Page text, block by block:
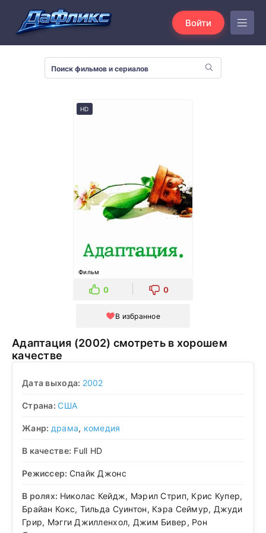
Войти
HD
Фильм
0 0
В избранное
Адаптация (2002) смотреть в хорошем
качестве
Дата выхода: 2002
Страна:США
Жанр: драма, комедия
В качестве: Full HD
Режиссер: Спайк Джонс
В ролях: Николас Кейдж, Мэрил Стрип, Крис Купер,
Брайан Кокс, Тильда Суинтон, Кэра Сеймур, Джуди
Грир, Мэгги Джилленхол, Джим Бивер, Рон